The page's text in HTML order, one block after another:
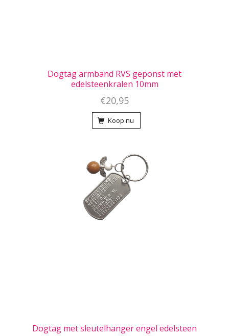
Dogtag armband RVS geponst met
edelsteenkralen 10mm
€20,95
Koop nu
Dogtag met sleutelhanger engel edelsteen